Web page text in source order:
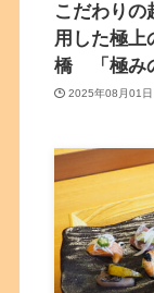
こだわりの
用した極
橋 「極み
2025年08月01